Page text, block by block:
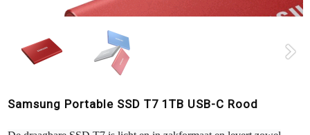
Samsung Portable SSD T7 1TB USB-C Rood